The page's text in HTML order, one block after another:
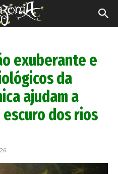
exuberante e
da
ajudam a
dos rios